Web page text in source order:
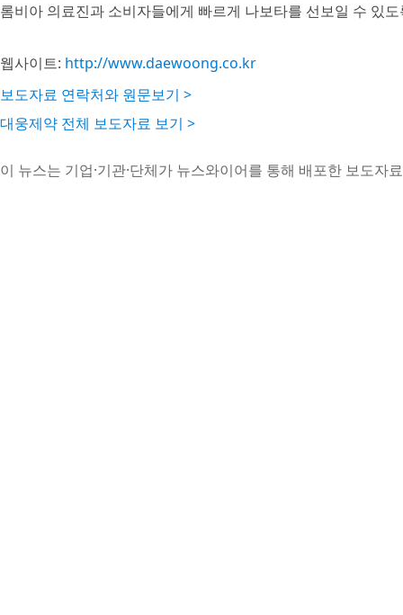
롬비아 의료진과 소비자들에게 빠르게 나보타를 선보일 수 있
웹사이트: http://www.daewoong.co.kr
보도자료 연락처와 원문보기 >
대웅제약 전체 보도자료 보기 >
이 뉴스는 기업·기관·단체가 뉴스와이어를 통해 배포한 보도자